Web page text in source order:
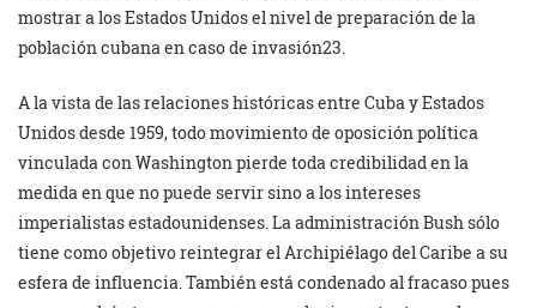
mostrar a los Estados Unidos el nivel de preparación de la
población cubana en caso de invasión23.
A la vista de las relaciones históricas entre Cuba y Estados
Unidos desde 1959, todo movimiento de oposición política
vinculada con Washington pierde toda credibilidad en la
medida en que no puede servir sino a los intereses
imperialistas estadounidenses. La administración Bush sólo
tiene como objetivo reintegrar el Archipiélago del Caribe a su
esfera de influencia. También está condenado al fracaso pues